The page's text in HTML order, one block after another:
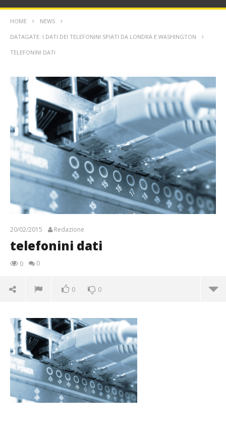
HOME NEWS
DATAGATE: I DATI DEI TELEFONINI SPIATI DA LONDRA E WASHINGTON
TELEFONINI DATI
20/02/2015 Redazione
telefonini dati
0 0
0 0
20/02/2015
Redazione